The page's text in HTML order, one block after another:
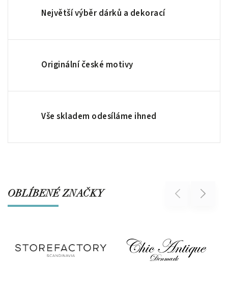
Největší výběr dárků a dekorací
Originální české motivy
Vše skladem odesíláme ihned
OBLÍBENÉ ZNAČKY Previous Next